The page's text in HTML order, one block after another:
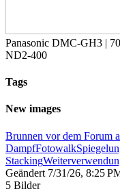
Panasonic DMC-GH3 |
ND2-400
Tags
New images
Brunnen vor dem Forum
DampfFotowalk
Stacking
Geändert 7/31/26, 8:25
5 Bilder